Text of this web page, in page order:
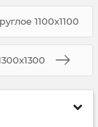
1100x1100